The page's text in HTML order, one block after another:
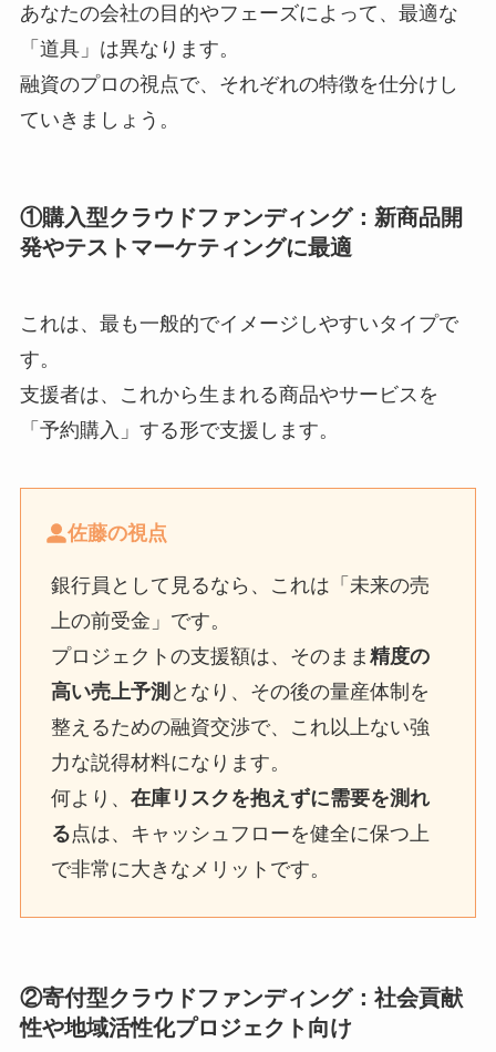
あなたの会社の目的やフェーズによって、最適な
「道具」は異なります。
融資のプロの視点で、それぞれの特徴を仕分けし
ていきましょう。
①購入型クラウドファンディング：新商品開
発やテストマーケティングに最適
これは、最も一般的でイメージしやすいタイプで
す。
支援者は、これから生まれる商品やサービスを
「予約購入」する形で支援します。
佐藤の視点
銀行員として見るなら、これは「未来の売
上の前受金」です。
プロジェクトの支援額は、そのまま 精度の
高い売上予測 となり、その後の量産体制を
整えるための融資交渉で、これ以上ない強
力な説得材料になります。
何より、 在庫リスクを抱えずに需要を測れ
る点は、キャッシュフローを健全に保つ上
で非常に大きなメリットです。
②寄付型クラウドファンディング：社会貢献
性や地域活性化プロジェクト向け